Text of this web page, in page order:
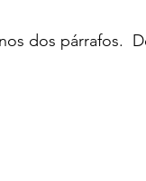
dos párrafos.